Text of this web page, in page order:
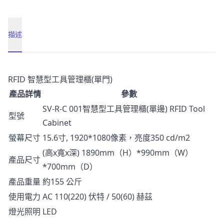
描述
描述
RFID 智慧型工具管理櫃(單門)
產品詳情
參數
型號
SV-R-C 001智慧型工具管理櫃(單邊) RFID Tool
Cabinet
螢幕尺寸 15.6寸, 1920*1080像素，亮度350 cd/m2
產品尺寸
(高x寬x深) 1890mm（H）*990mm（W）
*700mm（D）
產品重量 約155 公斤
使用電力 AC 110(220) 伏特 / 50(60) 赫茲
燈光照明 LED